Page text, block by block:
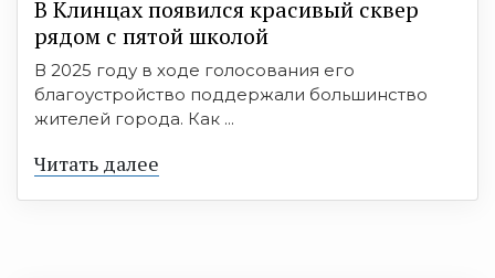
В Клинцах появился красивый сквер
рядом с пятой школой
В 2025 году в ходе голосования его
благоустройство поддержали большинство
жителей города. Как ...
Читать далее